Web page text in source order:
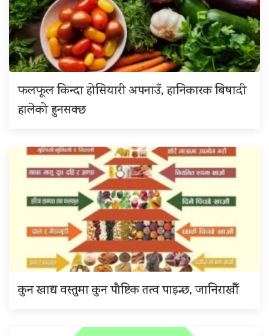
फलफूल किन्दा होसियारी अपनाउँ, हानिकारक बिषादी
हालेको हुनसक्छ
कुन खाद्य वस्तुमा कुन पौष्टिक तत्व पाइन्छ, जानिराखौँ